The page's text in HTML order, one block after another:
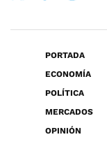
PORTADA
ECONOMÍA
POLÍTICA
MERCADOS
OPINIÓN